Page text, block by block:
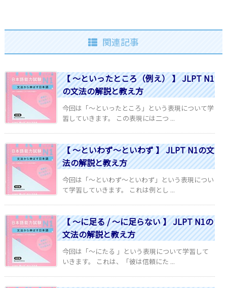
関連記事
【 ～といったところ（例え） 】 JLPT N1
の文法の解説と教え方
今回は「～といったところ」という表現について学
習していきます。 この表現には二つ ...
【 ～といわず～といわず 】 JLPT N1の文
法の解説と教え方
今回は「～といわず～といわず」という表現につい
て学習していきます。 これは例とし ...
【 ～に足る / ～に足らない 】 JLPT N1の
文法の解説と教え方
今回は「～にたる 」という表現について学習して
いきます。 これは、「彼は信頼にた ...